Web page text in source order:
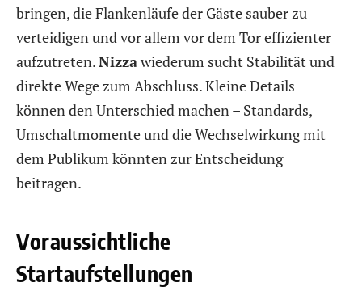
bringen, die Flankenläufe der Gäste sauber zu
verteidigen und vor allem vor dem Tor effizienter
aufzutreten.Nizzawiederum sucht Stabilität und
direkte Wege zum Abschluss. Kleine Details
können den Unterschied machen – Standards,
Umschaltmomente und die Wechselwirkung mit
dem Publikum könnten zur Entscheidung
beitragen.
Voraussichtliche
Startaufstellungen